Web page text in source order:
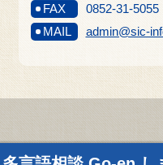
FAX
0852-31-5055
MAIL
admin@sic-